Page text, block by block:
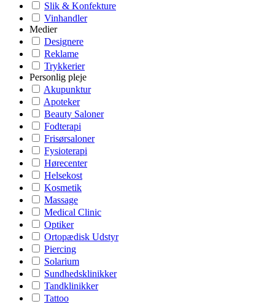
Slik & Konfekture
Vinhandler
Medier
Designere
Reklame
Trykkerier
Personlig pleje
Akupunktur
Apoteker
Beauty Saloner
Fodterapi
Frisørsaloner
Fysioterapi
Hørecenter
Helsekost
Kosmetik
Massage
Medical Clinic
Optiker
Ortopædisk Udstyr
Piercing
Solarium
Sundhedsklinikker
Tandklinikker
Tattoo